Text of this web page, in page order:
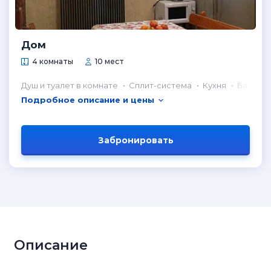
Дом
4 комнаты 10 мест
Душ и туалет в комнате Сплит-система Кухня
Балкон
Подробное описание и цены
Забронировать
Описание